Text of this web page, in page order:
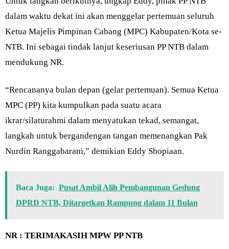
dalam waktu dekat ini akan menggelar pertemuan seluruh
Ketua Majelis Pimpinan Cabang (MPC) Kabupaten/Kota se-
NTB. Ini sebagai tindak lanjut keseriusan PP NTB dalam
mendukung NR.
“Rencananya bulan depan (gelar pertemuan). Semua Ketua
MPC (PP) kita kumpulkan pada suatu acara
ikrar/silaturahmi dalam menyatukan tekad, semangat,
langkah untuk bergandengan tangan memenangkan Pak
Nurdin Ranggabarani,” demikian Eddy Shopiaan.
Baca Juga: Pusat Ambil Alih Pembangunan Gedung
DPRD NTB, Ditargetkan Rampung dalam 11 Bulan
NR : TERIMAKASIH MPW PP NTB